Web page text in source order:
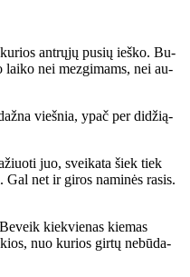
ku­rios ant­rų­jų pu­sių ieš­ko. Bu­
lai­ko nei mez­gi­mams, nei au­
vieš­nia, ypač per di­dži­ą­
juo, svei­ka­ta šiek tiek
net ir gi­ros na­mi­nės ra­sis.
kiek­vie­nas kie­mas
nuo ku­rios gir­tų ne­bū­da­